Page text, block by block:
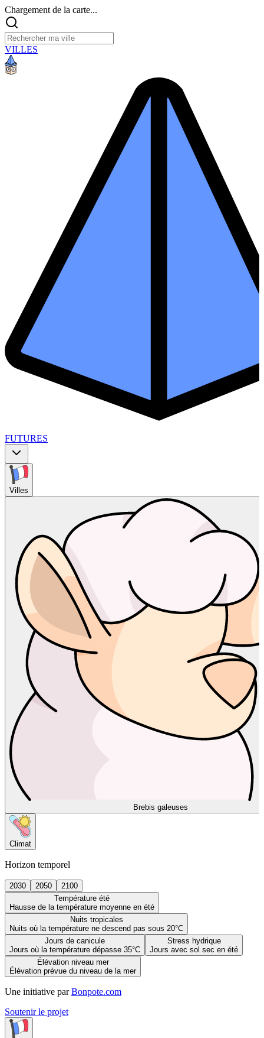
Chargement de la carte...
VILLES
FUTURES
Villes
Brebis galeuses
Climat
Horizon temporel
2030 2050
2100
Température été
Hausse de la température moyenne en été
Nuits tropicales
Nuits où la température ne descend pas sous 20°C
Jours de canicule
Jours où la température dépasse 35°C
Stress hydrique
Jours avec sol sec en été
Élévation niveau mer
Élévation prévue du niveau de la mer
Une initiative par Bonpote.com
Soutenir le projet